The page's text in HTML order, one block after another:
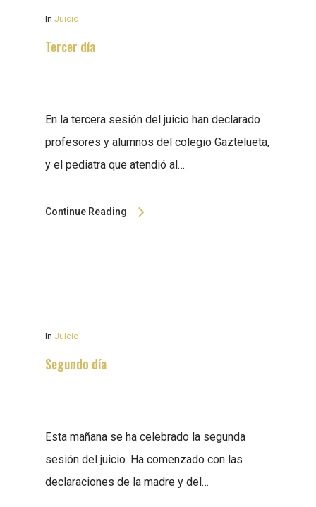
In Juicio
Tercer día
En la tercera sesión del juicio han declarado
profesores y alumnos del colegio Gaztelueta,
y el pediatra que atendió al…
Continue Reading
In Juicio
Segundo día
Esta mañana se ha celebrado la segunda
sesión del juicio. Ha comenzado con las
declaraciones de la madre y del…